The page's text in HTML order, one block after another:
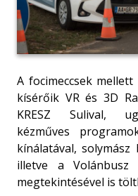
A focimeccsek
kísérőik VR és 3D
KRESZ Sulival,
kézműves
kínálatával,
illetve a
megtekintésével is